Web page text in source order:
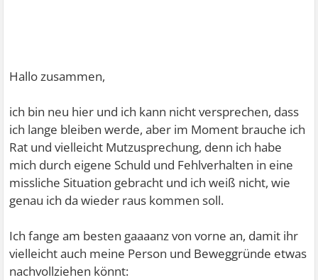
Hallo zusammen,
ich bin neu hier und ich kann nicht versprechen, dass
ich lange bleiben werde, aber im Moment brauche ich
Rat und vielleicht Mutzusprechung, denn ich habe
mich durch eigene Schuld und Fehlverhalten in eine
missliche Situation gebracht und ich weiß nicht, wie
genau ich da wieder raus kommen soll.
Ich fange am besten gaaaanz von vorne an, damit ihr
vielleicht auch meine Person und Beweggründe etwas
nachvollziehen könnt: